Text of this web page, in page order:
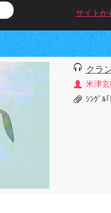
サイトか
クラ
米津
ｼﾝｸﾞﾙ